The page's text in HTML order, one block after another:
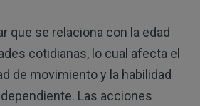
que se relaciona con la edad
cotidianas, lo cual afecta el
de movimiento y la habilidad
Las acciones